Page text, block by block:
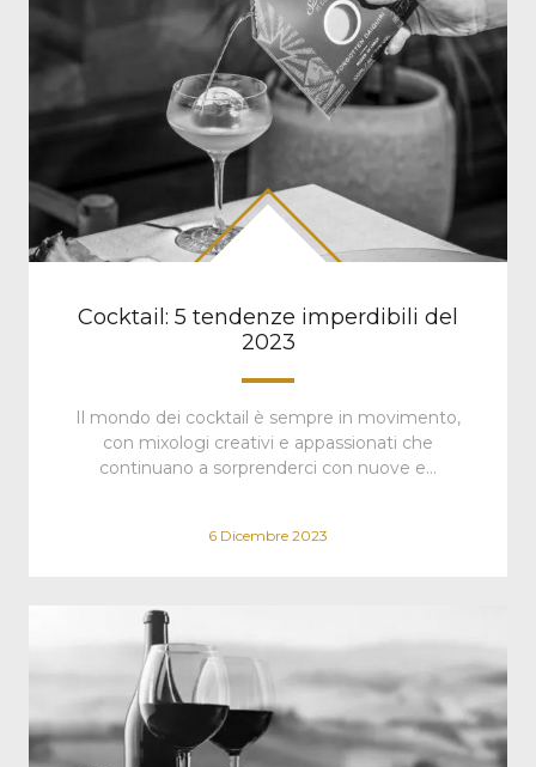
Cocktail: 5 tendenze imperdibili del
2023
Il mondo dei cocktail è sempre in movimento,
con mixologi creativi e appassionati che
continuano a sorprenderci con nuove e…
6 Dicembre 2023